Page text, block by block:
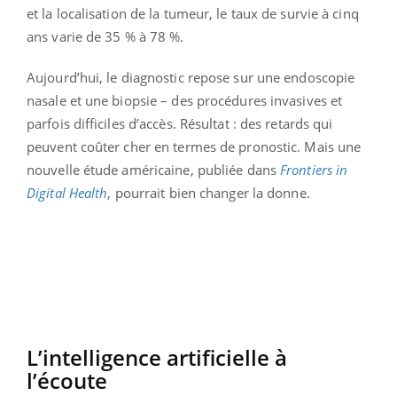
et la localisation de la tumeur, le taux de survie à cinq
ans varie de 35 % à 78 %.
Aujourd’hui, le diagnostic repose sur une endoscopie
nasale et une biopsie – des procédures invasives et
parfois difficiles d’accès. Résultat : des retards qui
peuvent coûter cher en termes de pronostic. Mais une
nouvelle étude américaine, publiée dans Frontiers in
Digital Health, pourrait bien changer la donne.
L’intelligence artificielle à
l’écoute